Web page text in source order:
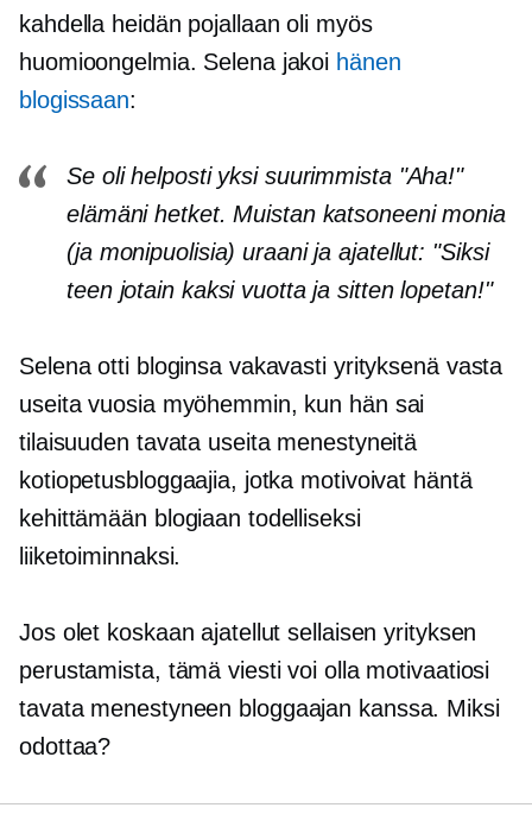
kahdella heidän pojallaan oli myös
huomioongelmia. Selena jakoi hänen
blogissaan:
Se oli helposti yksi suurimmista "Aha!"
elämäni hetket. Muistan katsoneeni monia
(ja monipuolisia) uraani ja ajatellut: "Siksi
teen jotain kaksi vuotta ja sitten lopetan!"
Selena otti bloginsa vakavasti yrityksenä vasta
useita vuosia myöhemmin, kun hän sai
tilaisuuden tavata useita menestyneitä
kotiopetusbloggaajia, jotka motivoivat häntä
kehittämään blogiaan todelliseksi
liiketoiminnaksi.
Jos olet koskaan ajatellut sellaisen yrityksen
perustamista, tämä viesti voi olla motivaatiosi
tavatamenestyneen bloggaajan kanssa. Miksi
odottaa?